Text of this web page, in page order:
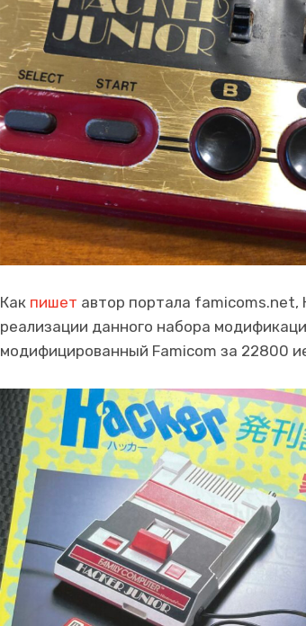
Как пишет автор портала famicoms.net,
реализации данного набора
модифицированный Famicom за 22800